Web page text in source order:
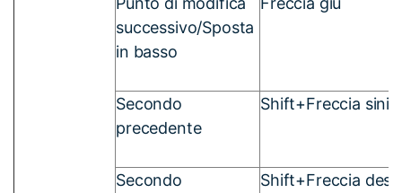
successivo/Sposta
in basso
Secondo
precedente
Shift+Freccia
Secondo
Shift+Freccia